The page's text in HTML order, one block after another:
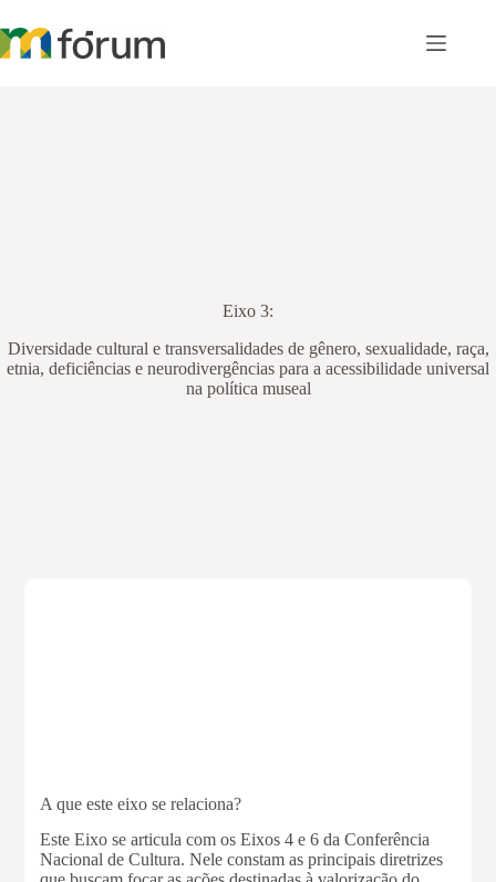
para
o
Eixo 3:
Diversidade cultural e transversalidades de gênero, sexualidade, raça,
etnia, deficiências e neurodivergências para a acessibilidade universal
na política museal
A que este eixo se relaciona?
Este Eixo se articula com os Eixos 4 e 6 da Conferência
Nacional de Cultura. Nele constam as principais diretrizes